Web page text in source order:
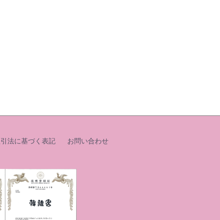
法に基づく表記 お問い合わせ